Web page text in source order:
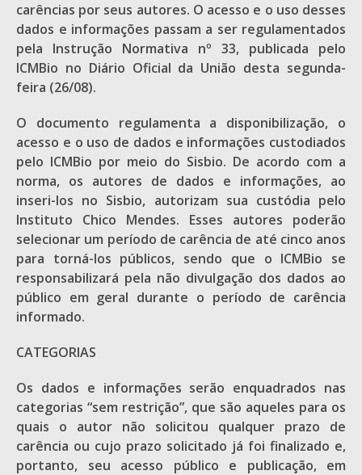
carências por seus autores. O acesso e o uso desses
dados e informações passam a ser regulamentados
pela Instrução Normativa nº 33, publicada pelo
ICMBio no Diário Oficial da União desta segunda-
feira (26/08).
O documento regulamenta a disponibilização, o
acesso e o uso de dados e informações custodiados
pelo ICMBio por meio do Sisbio. De acordo com a
norma, os autores de dados e informações, ao
inseri-los no Sisbio, autorizam sua custódia pelo
Instituto Chico Mendes. Esses autores poderão
selecionar um período de carência de até cinco anos
para torná-los públicos, sendo que o ICMBio se
responsabilizará pela não divulgação dos dados ao
público em geral durante o período de carência
informado.
CATEGORIAS
Os dados e informações serão enquadrados nas
categorias “sem restrição”, que são aqueles para os
quais o autor não solicitou qualquer prazo de
carência ou cujo prazo solicitado já foi finalizado e,
portanto, seu acesso público e publicação, em